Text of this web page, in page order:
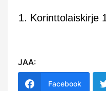
1. Korinttolaiskirje
JAA:
Facebook